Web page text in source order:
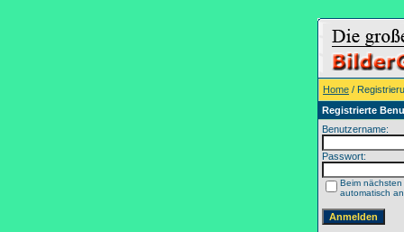
Home /
Registrierte
Benutzername:
Passwort:
Beim nächsten
automatisch